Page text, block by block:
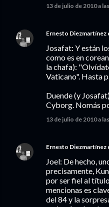
13 de julio de 2010 a
Ernesto Diezmartínez
Josafat: Y están
como es en
la chafa):
Vaticano". Hasta
Duende (y
Cyborg. Nomás
13 de julio de 2010 a
Ernesto Diezmartínez
Joel: De hecho,
precisamente,
por ser fiel al
mencionas es
del 84 y la